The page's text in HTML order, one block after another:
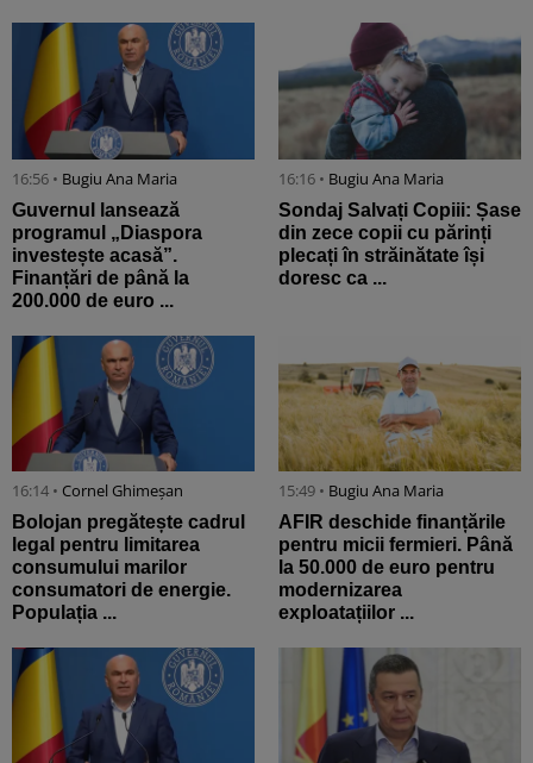
16:56 • Bugiu ⁠Ana Maria
Guvernul lansează
programul „Diaspora
investește acasă”.
Finanțări de până la
200.000 de euro ...
16:16 • Bugiu ⁠Ana Maria
Sondaj Salvați Copiii: Șase
din zece copii cu părinți
plecați în străinătate își
doresc ca ...
16:14 • Cornel Ghimeșan
Bolojan pregătește cadrul
legal pentru limitarea
consumului marilor
consumatori de energie.
Populația ...
15:49 • Bugiu ⁠Ana Maria
AFIR deschide finanțările
pentru micii fermieri. Până
la 50.000 de euro pentru
modernizarea
exploatațiilor ...